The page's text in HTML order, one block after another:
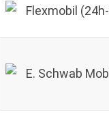
Flexmobil
E. Schwab